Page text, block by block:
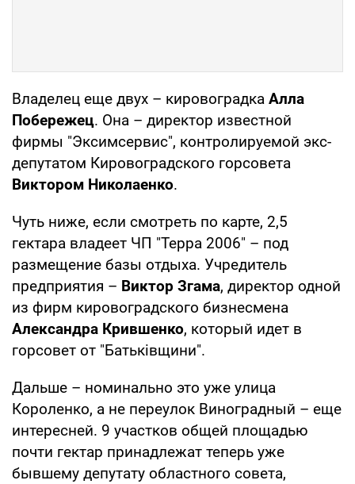
Владелец еще двух – кировоградка Алла
Побережец. Она – директор известной
фирмы "Эксимсервис", контролируемой экс-
депутатом Кировоградского горсовета
Виктором Николаенко.
Чуть ниже, если смотреть по карте, 2,5
гектара владеет ЧП "Терра 2006" – под
размещение базы отдыха. Учредитель
предприятия – Виктор Згама, директор одной
из фирм кировоградского бизнесмена
Александра Крившенко, который идет в
горсовет от "Батьківщини".
Дальше – номинально это уже улица
Короленко, а не переулок Виноградный – еще
интересней. 9 участков общей площадью
почти гектар принадлежат теперь уже
бывшему депутату областного совета,